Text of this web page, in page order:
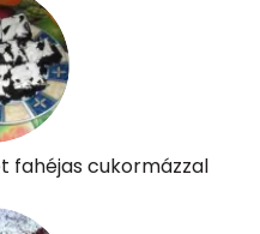
fahéjas cukormázzal